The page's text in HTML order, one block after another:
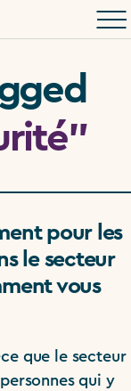
pour les
le secteur
vous
ce que le secteur
qui y